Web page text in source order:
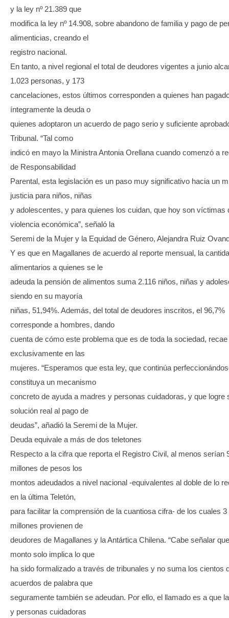
y la ley nº 21.389 que
modifica la ley nº 14.908, sobre abandono de familia y pago de
alimenticias, creando el
registro nacional.
En tanto, a nivel regional el total de deudores vigentes a junio
1.023 personas, y 173
cancelaciones, estos últimos corresponden a quienes han
íntegramente la deuda o
quienes adoptaron un acuerdo de pago serio y suficiente
Tribunal. “Tal como
indicó en mayo la Ministra Antonia Orellana cuando comenzó a
de Responsabilidad
Parental, esta legislación es un paso muy significativo hacia un
justicia para niños, niñas
y adolescentes, y para quienes los cuidan, que hoy son víctimas
violencia económica”, señaló la
Seremi de la Mujer y la Equidad de Género, Alejandra Ruiz
Y es que en Magallanes de acuerdo al reporte mensual, la
alimentarios a quienes se le
adeuda la pensión de alimentos suma 2.116 niños, niñas y
siendo en su mayoría
niñas, 51,94%. Además, del total de deudores inscritos, el 96,7%
corresponde a hombres, dando
cuenta de cómo este problema que es de toda la sociedad,
exclusivamente en las
mujeres. “Esperamos que esta ley, que continúa
constituya un mecanismo
concreto de ayuda a madres y personas cuidadoras, y que logre
solución real al pago de
deudas”, añadió la Seremi de la Mujer.
Deuda equivale a más de dos teletones
Respecto a la cifra que reporta el Registro Civil, al menos serían
millones de pesos los
montos adeudados a nivel nacional -equivalentes al doble de lo
en la última Teletón,
para facilitar la comprensión de la cuantiosa cifra- de los cuales 3
millones provienen de
deudores de Magallanes y la Antártica Chilena. “Cabe señalar
monto solo implica lo que
ha sido formalizado a través de tribunales y no suma los cientos
acuerdos de palabra que
seguramente también se adeudan. Por ello, el llamado es a que
y personas cuidadoras